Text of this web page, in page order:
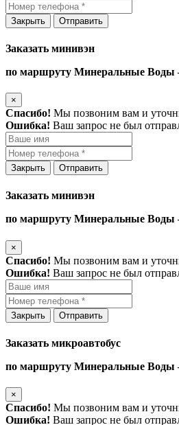
Закрыть Отправить
Заказать минивэн
по маршруту Минеральные Воды
×
Спасибо! Мы позвоним вам и
Ошибка! Ваш запрос не был
Закрыть Отправить
Заказать минивэн
по маршруту Минеральные Воды
×
Спасибо! Мы позвоним вам и
Ошибка! Ваш запрос не был
Закрыть Отправить
Заказать микроавтобус
по маршруту Минеральные Воды
×
Спасибо! Мы позвоним вам и
Ошибка! Ваш запрос не был